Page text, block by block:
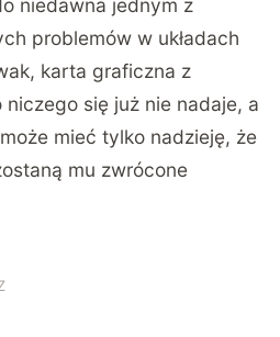
niedawna jednym z
problemów w układach
karta graficzna z
niczego się już nie nadaje, a
mieć tylko nadzieję, że
mu zwrócone